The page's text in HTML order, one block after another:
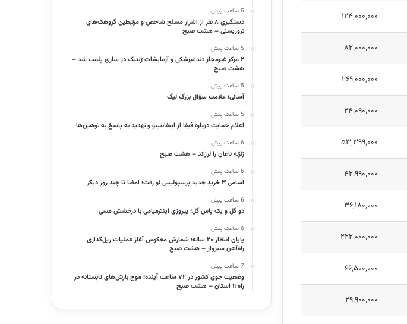
۱۲۴٬۰۰۰٬۰۰۰
۸۲٬۰۰۰٬۰۰۰
۲۶۹٬۰۰۰٬۰۰۰
۲۴٬۰۹۰٬۰۰۰
۵۳٬۳۹۹٬۰۰۰
۴۲٬۹۹۰٬۰۰۰
۳۶٬۱۸۰٬۰۰۰
۲۲۲٬۰۰۰٬۰۰۰
۶۶٬۵۰۰٬۰۰۰
۲۹٬۹۰۰٬۰۰۰
5 ساعت پیش
دستگیری ۸ نفر از اشرار مسلح شاخص و مرتبطین گروهک‌های
تروریستی – هشت صبح
5 ساعت پیش
۲ مرکز غیرمجاز دندانپزشکی و آزمایشات ژنتیک در ساری پلمب شد –
هشت صبح
5 ساعت پیش
آسانی؛ علامت سؤال بزرگ لیگ
5 ساعت پیش
اعلام حمایت دوباره فیفا از اینفانتینو و تهدید به پاسخ به توهین‌ها
6 ساعت پیش
زلزله ناغان را لرزاند – هشت صبح
6 ساعت پیش
اسامی ۳ خرید جدید پرسپولیس لو رفت؛ امضا تا چند روز دیگر
6 ساعت پیش
دو گل و یک پاس گل؛ پیروزی اینترمیامی با درخشش مسی
6 ساعت پیش
پایان انتظار ۲۰ ساله؛ شمارش معکوس آغاز عملیات ریل‌گذاری
راه‌آهن سبزوار – هشت صبح
7 ساعت پیش
وضعیت جوی کشور در ۷۲ ساعت آینده؛ موج بارش‌های تابستانه در
راه ۱۱ استان – هشت صبح